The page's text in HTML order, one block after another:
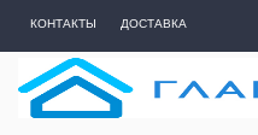
КОНТАКТЫ ДОСТАВКА